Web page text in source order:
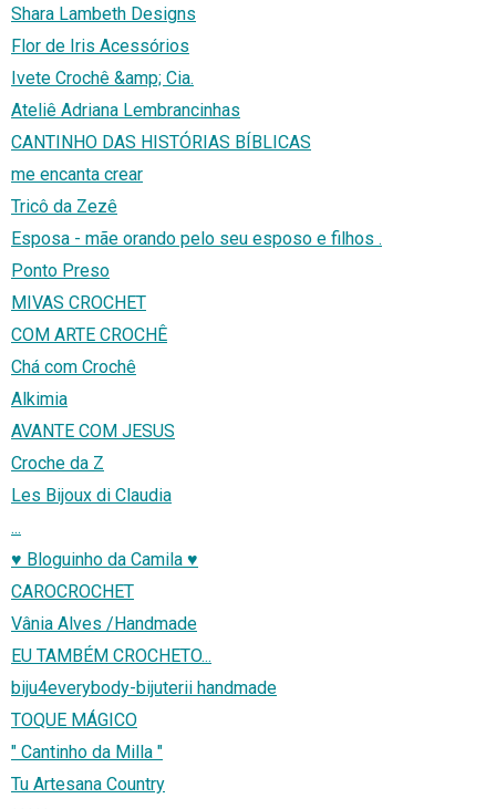
Shara Lambeth Designs
Flor de Iris Acessórios
Ivete Crochê &amp; Cia.
Ateliê Adriana Lembrancinhas
CANTINHO DAS HISTÓRIAS BÍBLICAS
me encanta crear
Tricô da Zezê
Esposa - mãe orando pelo seu esposo e filhos .
Ponto Preso
MIVAS CROCHET
COM ARTE CROCHÊ
Chá com Crochê
Alkimia
AVANTE COM JESUS
Croche da Z
Les Bijoux di Claudia
...
♥ Bloguinho da Camila ♥
CAROCROCHET
Vânia Alves /Handmade
EU TAMBÉM CROCHETO...
biju4everybody-bijuterii handmade
TOQUE MÁGICO
" Cantinho da Milla "
Tu Artesana Country